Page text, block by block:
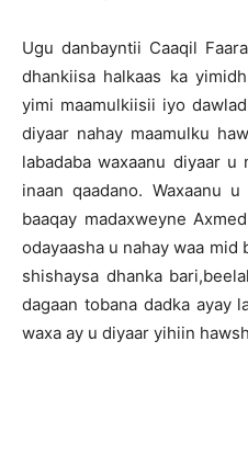
Ugu danbayntii Caaqil
dhankiisa halkaas ka
yimi maamulkiisii iyo
diyaar nahay maamulku
labadaba waxaanu diyaar u
inaan qaadano. Waxaanu
baaqay madaxweyne
odayaasha u nahay waa mid
shishaysa dhanka
dagaan tobana dadka ayay
waxa ay u diyaar yihiin